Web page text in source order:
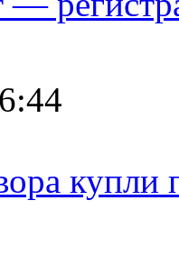
купли